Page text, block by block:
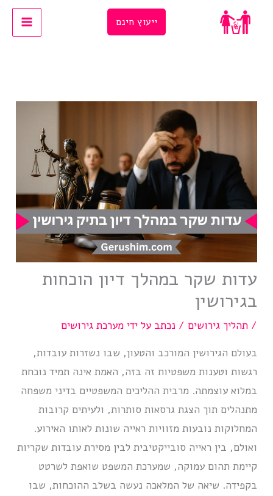
ייעוץ חינם
עדות שקר במהלך דיון הוכחות
בגירושין
/תהליך גירושים / נכתב על ידימערכת גירושים
בעולם הגירושין המורכב והטעון, שבו נשזרות עובדות,
רגשות וטענות משפטיות זה בזה, האמת אינה תמיד נוכחת
במלוא עוצמתה. מרבית ההליכים המשפטיים בדיני משפחה
מתנהלים תוך הצגת גרסאות סותרות, ולעיתים קרובות
המחלוקות נובעות מזוויות ראייה שונות לאותו האירוע.
ואולם, בין ראייה סובייקטיבית לבין מסירת עובדות שקריות
קיימת תהום עמוקה, שמערכת המשפט שואפת לשרטט
בקפידה. שיאה של המלאכה נעשה בשלב ההוכחות, שבו